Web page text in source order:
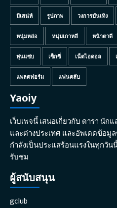
มีเสน่ห์ รูปภาพ วงการบันเทิง
หนุ่มหล่อ หนุ่มเกาหลี หน้าตาดี
หุ่นแซ่บ เซ็กซี่ เน็ตไอดอล
แพลตฟอร์ม แฟนคลับ
Yaoiy
เว็บเพจนี้ เสนอเกี่ยวกับ ดารา นัก
และต่างประเทศ และอัพเดดข้อมู
กำลังเป็นประแสร้อนแรงในทุกวัน
รับชม
ผู้สนับสนุน
gclub